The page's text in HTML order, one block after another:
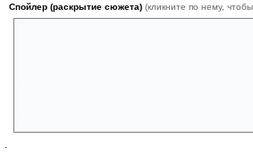
Спойлер (раскрытие сюжета) (кликните по нему,